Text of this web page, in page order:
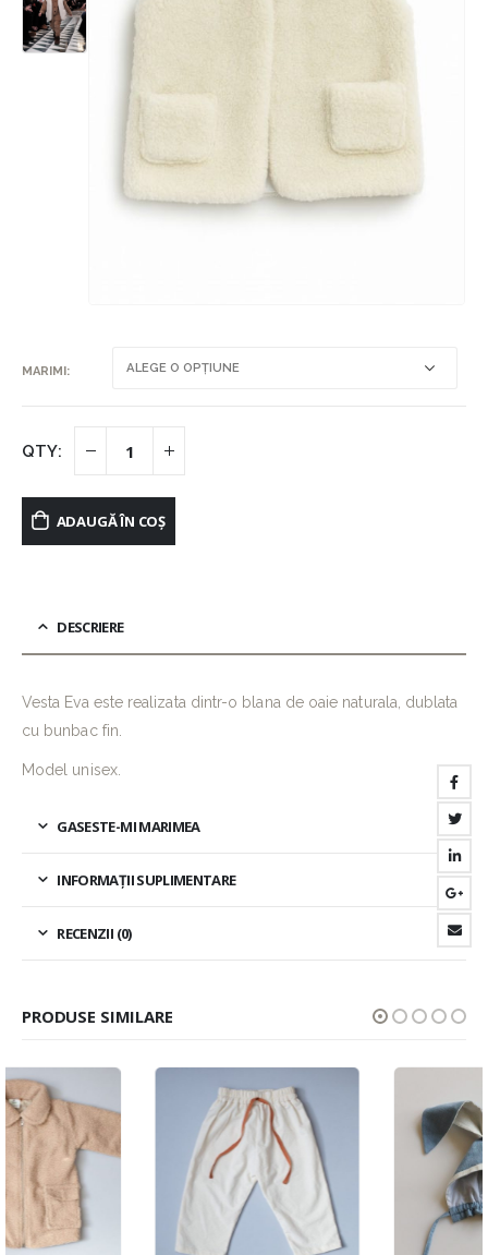
MARIMI
ADAUGĂ ÎN COȘ
DESCRIERE
Vesta Eva este realizata dintr-o blana de oaie naturala, dublata
cu bunbac fin.
Model unisex.
GASESTE-MI MARIMEA
INFORMAȚII SUPLIMENTARE
RECENZII (0)
PRODUSE SIMILARE